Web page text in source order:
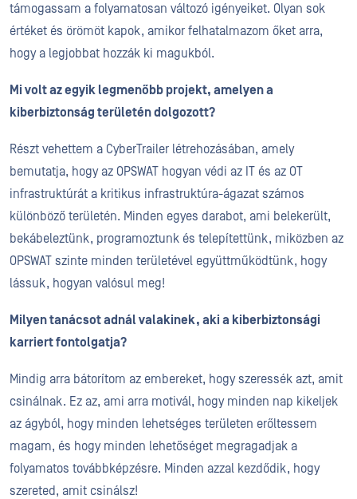
támogassam a folyamatosan változó igényeiket. Olyan sok
értéket és örömöt kapok, amikor felhatalmazom őket arra,
hogy a legjobbat hozzák ki magukból.
Mi volt az egyik legmenőbb projekt, amelyen a
kiberbiztonság területén dolgozott?
Részt vehettem a CyberTrailer létrehozásában, amely
bemutatja, hogy az OPSWAT hogyan védi az IT és az OT
infrastruktúrát a kritikus infrastruktúra-ágazat számos
különböző területén. Minden egyes darabot, ami belekerült,
bekábeleztünk, programoztunk és telepítettünk, miközben az
OPSWAT szinte minden területével együttműködtünk, hogy
lássuk, hogyan valósul meg!
Milyen tanácsot adnál valakinek, aki a kiberbiztonsági
karriert fontolgatja?
Mindig arra bátorítom az embereket, hogy szeressék azt, amit
csinálnak. Ez az, ami arra motivál, hogy minden nap kikeljek
az ágyból, hogy minden lehetséges területen erőltessem
magam, és hogy minden lehetőséget megragadjak a
folyamatos továbbképzésre. Minden azzal kezdődik, hogy
szereted, amit csinálsz!